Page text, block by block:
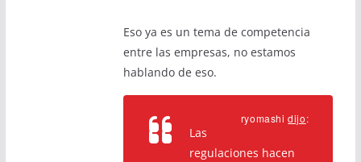
Eso ya es un tema de competencia
entre las empresas, no estamos
hablando de eso.
ryomashidijo:
Las
regulaciones hacen